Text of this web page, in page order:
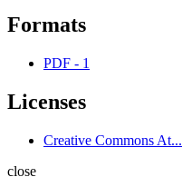
Formats
PDF - 1
Licenses
Creative Commons At...
close